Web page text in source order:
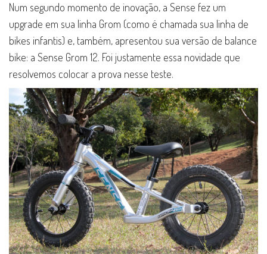
Num segundo momento de inovação, a Sense fez um
upgrade em sua linha Grom (como é chamada sua linha de
bikes infantis) e, também, apresentou sua versão de balance
bike: a Sense Grom 12. Foi justamente essa novidade que
resolvemos colocar a prova nesse teste.